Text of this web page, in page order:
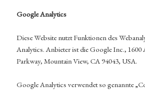
Google Analytics
Diese Website nutzt Funktionen des
Analytics. Anbieter ist die Google Inc., 1600
Parkway, Mountain View, CA 94043, USA.
Google Analytics verwendet so genannte